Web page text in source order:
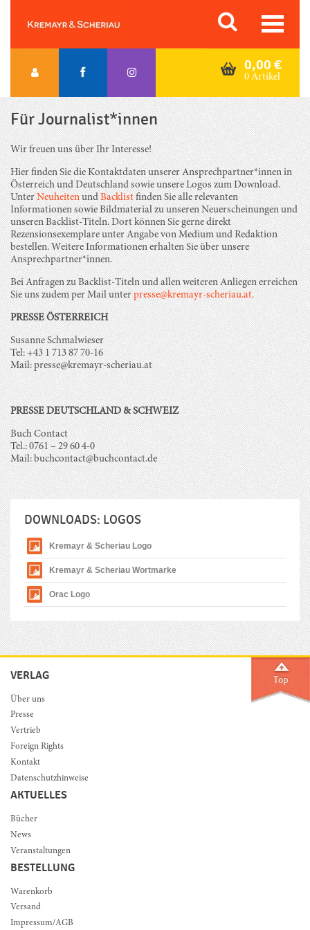
content
Orac K&S
0,00 €
0 Artikel
Für Journalist*innen
Wir freuen uns über Ihr Interesse!
Hier finden Sie die Kontaktdaten unserer Ansprechpartner*innen in
Österreich und Deutschland sowie unsere Logos zum Download.
UnterNeuheitenundBacklistfinden Sie alle relevanten
Informationen sowie Bildmaterial zu unseren Neuerscheinungen und
unseren Backlist-Titeln. Dort können Sie gerne direkt
Rezensionsexemplare unter Angabe von Medium und Redaktion
bestellen. Weitere Informationen erhalten Sie über unsere
Ansprechpartner*innen.
Bei Anfragen zu Backlist-Titeln und allen weiteren Anliegen erreichen
Sie uns zudem per Mail unterpresse@kremayr-scheriau.at.
PRESSE ÖSTERREICH
Susanne Schmalwieser
Tel:+43 1 713 87 70-16
Mail: presse@kremayr-scheriau.at
PRESSE DEUTSCHLAND & SCHWEIZ
Buch Contact
Tel.: 0761 – 29 60 4-0
Mail: buchcontact@buchcontact.de
DOWNLOADS: LOGOS
Kremayr & Scheriau Logo
Kremayr & Scheriau Wortmarke
Orac Logo
VERLAG
Über uns
Presse
Vertrieb
Foreign Rights
Kontakt
Datenschutzhinweise
AKTUELLES
Bücher
News
Veranstaltungen
BESTELLUNG
Warenkorb
Versand
Impressum/AGB